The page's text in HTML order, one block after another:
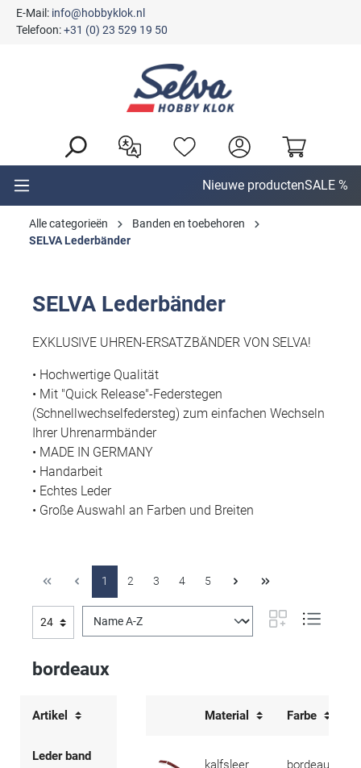
E-Mail: info@hobbyklok.nl
Telefoon:+31 (0) 23 529 19 50
Nieuwe productenSALE %
Alle categorieën
Banden en toebehoren
SELVA Lederbänder
SELVA Lederbänder
EXKLUSIVE UHREN-ERSATZBÄNDER VON SELVA!
• Hochwertige Qualität
• Mit "Quick Release"-Federstegen
(Schnellwechselfedersteg) zum einfachen Wechseln
Ihrer Uhrenarmbänder
• MADE IN GERMANY
• Handarbeit
• Echtes Leder
• Große Auswahl an Farben und Breiten
1 2 3 4 5
bordeaux
Artikel Material Farbe
Leder band
kalfsleer bordeaux